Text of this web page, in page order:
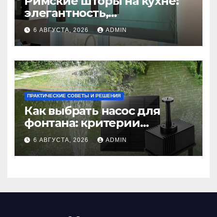
элегантность,
практичность и стиль
6 АВГУСТА, 2026 ADMIN
ПРАКТИЧЕСКИЕ СОВЕТЫ И РЕШЕНИЯ
Как выбрать насос для
фонтана: критерии
мощности и правильный
расчет
6 АВГУСТА, 2026 ADMIN